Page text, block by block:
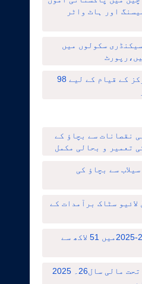
کیلئے 32 پراسیسنگ اور ہاٹ واٹر
ہائر سیکنڈری سکولوں میں
پشاور میں معدنی وسائل مرکز کے قیام کے لیے 98
نقصانات سے بچاؤ کے
سے بچاؤ کی
سٹاک برآمدات کے
ڈیجی اسکلز نے مالی سال 26-2025میں 51 لاکھ سے
گرین پاکستان پروگرام کے تحت مالی سال26۔ 2025